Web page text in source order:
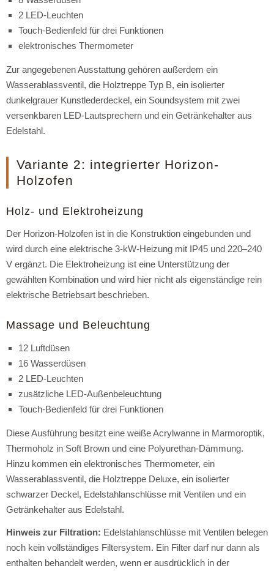
2 LED-Leuchten
Touch-Bedienfeld für drei Funktionen
elektronisches Thermometer
Zur angegebenen Ausstattung gehören außerdem ein
Wasserablassventil, die Holztreppe Typ B, ein isolierter
dunkelgrauer Kunstlederdeckel, ein Soundsystem mit zwei
versenkbaren LED-Lautsprechern und ein Getränkehalter aus
Edelstahl.
Variante 2: integrierter Horizon-
Holzofen
Holz- und Elektroheizung
Der Horizon-Holzofen ist in die Konstruktion eingebunden und
wird durch eine elektrische 3-kW-Heizung mit IP45 und 220–240
V ergänzt. Die Elektroheizung ist eine Unterstützung der
gewählten Kombination und wird hier nicht als eigenständige rein
elektrische Betriebsart beschrieben.
Massage und Beleuchtung
12 Luftdüsen
16 Wasserdüsen
2 LED-Leuchten
zusätzliche LED-Außenbeleuchtung
Touch-Bedienfeld für drei Funktionen
Diese Ausführung besitzt eine weiße Acrylwanne in Marmoroptik,
Thermoholz in Soft Brown und eine Polyurethan-Dämmung.
Hinzu kommen ein elektronisches Thermometer, ein
Wasserablassventil, die Holztreppe Deluxe, ein isolierter
schwarzer Deckel, Edelstahlanschlüsse mit Ventilen und ein
Getränkehalter aus Edelstahl.
Hinweis zur Filtration: Edelstahlanschlüsse mit Ventilen belegen
noch kein vollständiges Filtersystem. Ein Filter darf nur dann als
enthalten behandelt werden, wenn er ausdrücklich in der